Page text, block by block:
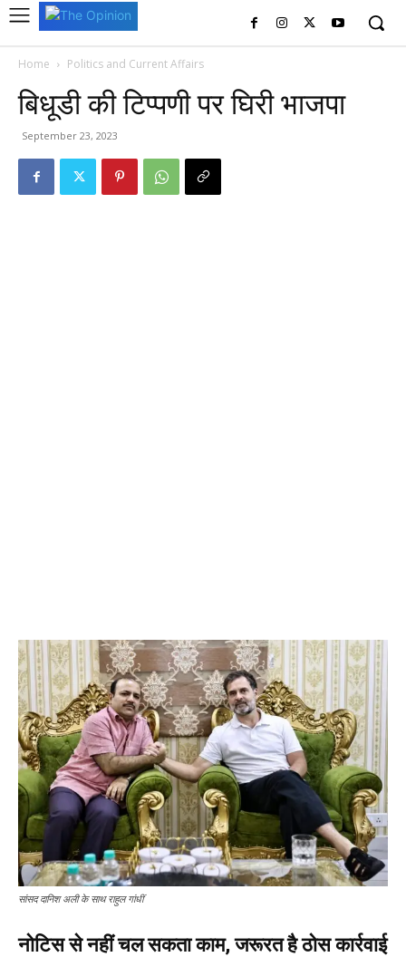
Home Politics and Current Affairs
बिधूडी की टिप्पणी पर घिरी भाजपा
September 23, 2023
सांसद दानिश अली के साथ राहुल गांधीं
नोटिस से नहीं चल सकता काम, जरूरत है ठोस कार्रवाई